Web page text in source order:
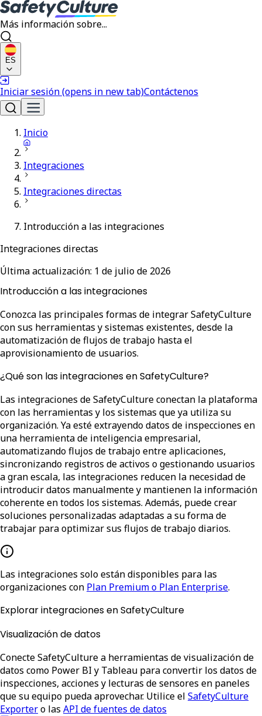
Más información sobre...
ES
Iniciar sesión(opens in new tab)Contáctenos
Inicio
Integraciones
Integraciones directas
Introducción a las integraciones
Integraciones directas
Última actualización: 1 de julio de 2026
Introducción a las integraciones
Conozca las principales formas de integrar SafetyCulture
con sus herramientas y sistemas existentes, desde la
automatización de flujos de trabajo hasta el
aprovisionamiento de usuarios.
¿Qué son las integraciones en SafetyCulture?
Las integraciones de SafetyCulture conectan la plataforma
con las herramientas y los sistemas que ya utiliza su
organización. Ya esté extrayendo datos de inspecciones en
una herramienta de inteligencia empresarial,
automatizando flujos de trabajo entre aplicaciones,
sincronizando registros de activos o gestionando usuarios
a gran escala, las integraciones reducen la necesidad de
introducir datos manualmente y mantienen la información
coherente en todos los sistemas. Además, puede crear
soluciones personalizadas adaptadas a su forma de
trabajar para optimizar sus flujos de trabajo diarios.
Las integraciones solo están disponibles para las
organizaciones con Plan Premium o Plan Enterprise.
Explorar integraciones en SafetyCulture
Visualización de datos
Conecte SafetyCulture a herramientas de visualización de
datos como Power BI y Tableau para convertir los datos de
inspecciones, acciones y lecturas de sensores en paneles
que su equipo pueda aprovechar. Utilice el SafetyCulture
Exportero las API de fuentes de datos